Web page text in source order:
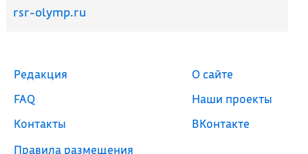
rsr-olymp.ru
Редакция
FAQ
Контакты
Правила размещения
О сайте
Наши проекты
ВКонтакте